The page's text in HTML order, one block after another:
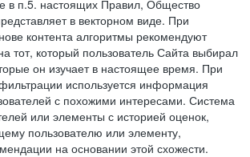
в п.5. настоящих Правил, Общество
в векторном виде. При
контента алгоритмы рекомендуют
тот, который пользователь Сайта выбирал
он изучает в настоящее время. При
используется информация
с похожими интересами. Система
или элементы с историей оценок,
пользователю или элементу,
на основании этой схожести.